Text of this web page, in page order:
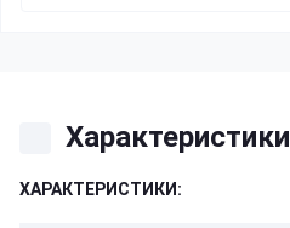
Характеристики
ХАРАКТЕРИСТИКИ: